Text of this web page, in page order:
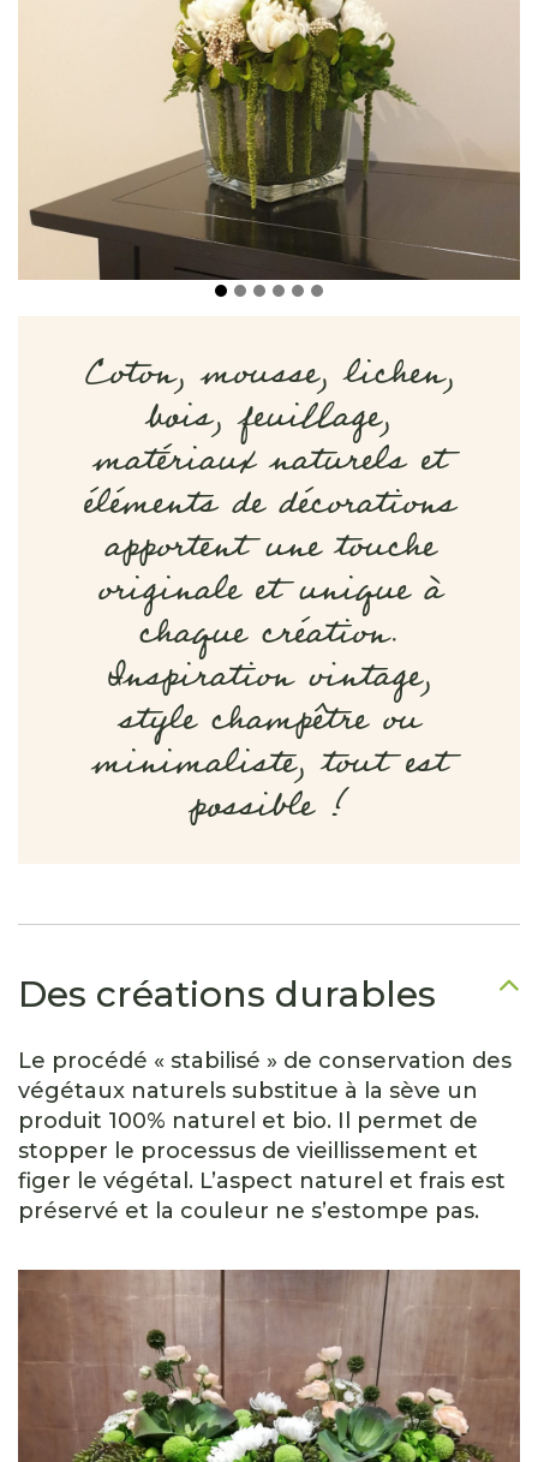
Coton, mousse, lichen,
bois, feuillage,
matériaux naturels et
éléments de décorations
apportent une touche
originale et unique à
chaque création.
Inspiration vintage,
style champêtre ou
minimaliste, tout est
possible !
Des créations durables
Le procédé « stabilisé » de conservation des
végétaux naturels substitue à la sève un
produit 100% naturel et bio. Il permet de
stopper le processus de vieillissement et
figer le végétal. L’aspect naturel et frais est
préservé et la couleur ne s’estompe pas.